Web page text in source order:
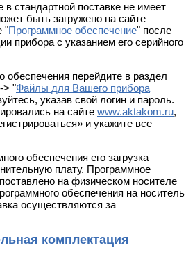
стандартной поставке не имеет
быть загружено на сайте
"Программное обеспечение" после
прибора с указанием его серийного
обеспечения перейдите в раздел
> "Файлы для Вашего прибора
указав свой логин и пароль.
на сайте www.aktakom.ru,
и укажите все
обеспечения его загрузка
плату. Программное
на физическом носителе
обеспечения на носитель
осуществляются за
комплектация